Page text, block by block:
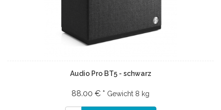
Audio Pro BT5 - schwarz
88.00 € * Gewicht 8 kg